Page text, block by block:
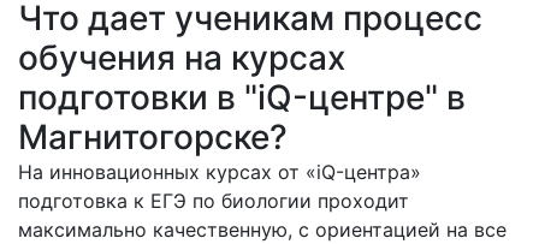
Что дает ученикам процесс
обучения на курсах
подготовки в "iQ-центре" в
Магнитогорске?
На инновационных курсах от «iQ-центра»
подготовка к ЕГЭ по биологии проходит
максимально качественную, с ориентацией на все